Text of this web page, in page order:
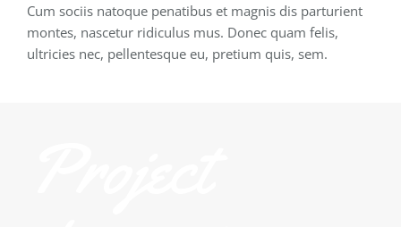
Cum sociis natoque penatibus et magnis dis parturient
montes, nascetur ridiculus mus. Donec quam felis,
ultricies nec, pellentesque eu, pretium quis, sem.